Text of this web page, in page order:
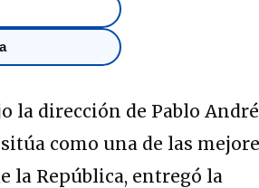
la dirección de Pablo
como una de las
la República, entregó la